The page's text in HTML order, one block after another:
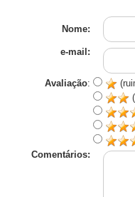
Nome:
e-mail:
Avaliação:
Comentários: